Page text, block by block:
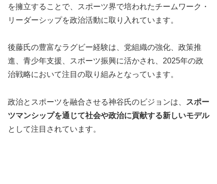
を擁立することで、スポーツ界で培われたチームワーク・
リーダーシップを政治活動に取り入れています。
後藤氏の豊富なラグビー経験は、党組織の強化、政策推
進、青少年支援、スポーツ振興に活かされ、2025年の政
治戦略において注目の取り組みとなっています。
政治とスポーツを融合させる神谷氏のビジョンは、
スポー
ツマンシップを通じて社会や政治に貢献する新しいモデル
として注目されています。